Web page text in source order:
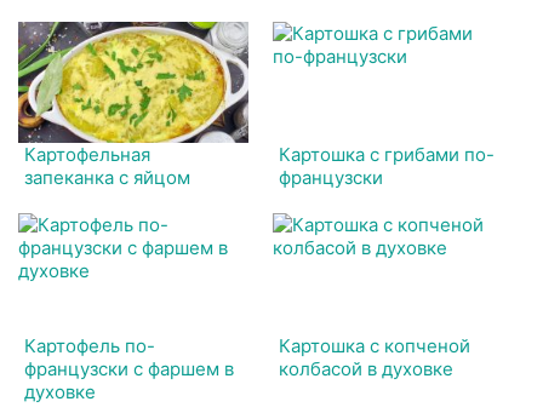
Картофельная
запеканка с яйцом
Картошка с грибами по-
французски
Картофель по-
французски с фаршем в
духовке
Картошка с копченой
колбасой в духовке